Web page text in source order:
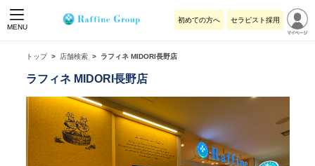
MENU
初めての方へ セラピスト採用
トップ 店舗検索 ラフィネ MIDORI長野店
ラフィネ MIDORI長野店